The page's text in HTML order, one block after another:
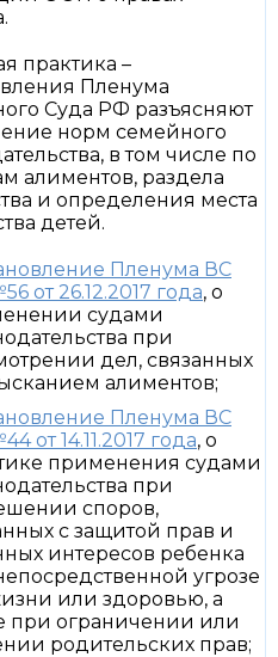
практика –
Пленума
Суда РФ разъясняют
норм семейного
в том числе по
алиментов, раздела
и определения места
детей.
Пленума ВС
от 26.12.2017 года, о
судами
при
дел, связанных
алиментов;
Пленума ВС
от 14.11.2017 года, о
применения судами
при
споров,
с защитой прав и
интересов ребенка
угрозе
или здоровью, а
при ограничении или
родительских прав;